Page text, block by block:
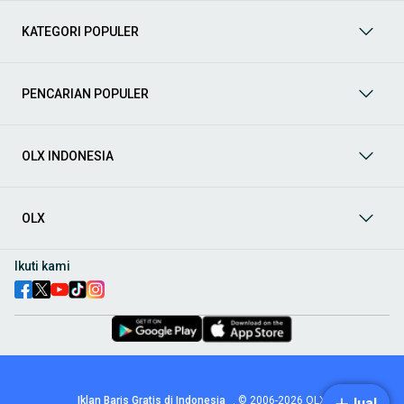
berbagai jenis mobil baru maupun bekas dengan kondisi
Aksesoris Mobil: Lengkapi tampilan dan fungsionalitas mobil
aksesoris interior seperti sarung jok dan karpet, hingga
berbagai pilihan
, speaker, amplifier, subwoofer,
ingin meningkatkan kualitas suara dalam kabin
Spare Part Mobil
part mobiloriginal dan berkualitas dari OLX! Temukan
berbagai komponen penting mulai dari filter oli, kampas rem,
velg dan ban mobilterbaik di
KATEGORI POPULER
PENCARIAN POPULER
OLX INDONESIA
OLX
Ikuti kami
Iklan Baris Gratis di Indonesia . © 2006-2026 OLX